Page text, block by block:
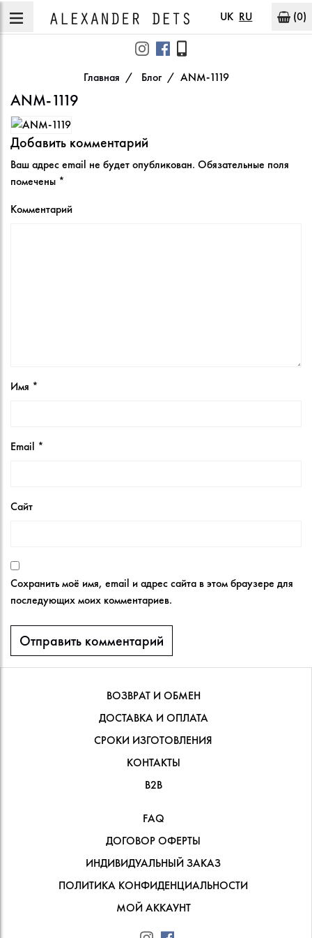
UK RU (0)
Главная Блог ANM-1119
ANM-1119
Добавить комментарий
Ваш адрес email не будет опубликован. Обязательные поля
помечены *
Комментарий
Имя *
Email *
Сайт
Сохранить моё имя, email и адрес сайта в этом браузере для
последующих моих комментариев.
ВОЗВРАТ И ОБМЕН
ДОСТАВКА И ОПЛАТА
СРОКИ ИЗГОТОВЛЕНИЯ
КОНТАКТЫ
В2В
FAQ
ДОГОВОР ОФЕРТЫ
ИНДИВИДУАЛЬНЫЙ ЗАКАЗ
ПОЛИТИКА КОНФИДЕНЦИАЛЬНОСТИ
МОЙ АККАУНТ